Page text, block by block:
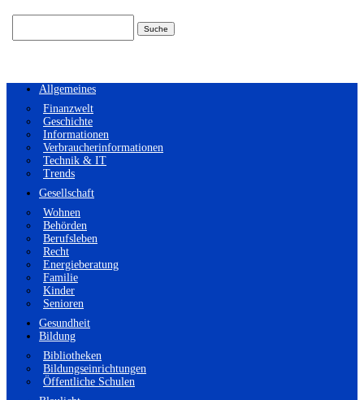
Allgemeines
Finanzwelt
Geschichte
Informationen
Verbraucherinformationen
Technik & IT
Trends
Gesellschaft
Wohnen
Behörden
Berufsleben
Recht
Energieberatung
Familie
Kinder
Senioren
Gesundheit
Bildung
Bibliotheken
Bildungseinrichtungen
Öffentliche Schulen